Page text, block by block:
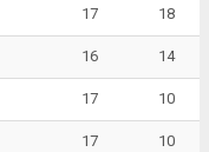
17 18
16 14
17 10
17 10